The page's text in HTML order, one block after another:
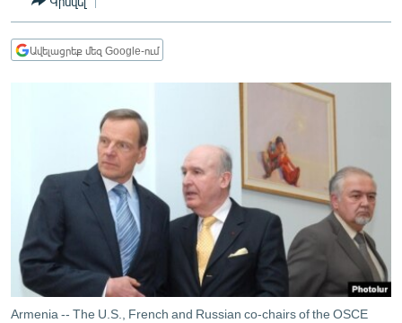
ԻՐԱՎՈՒՆՔ
ՀԱՍԱՐԱԿՈՒԹՅՈՒՆ
ՊԱՏԵՐԱԶՄԻ 6 ՇԱԲԱԹՆԵՐԸ
ՏԱՐԱԾԱՇՐՋԱՆ
ՄԻՋԱԶԳԱՅԻՆ
ՄՇԱԿՈՒՅԹ
ՍՊՈՐՏ
ՄԵԿՆԱԲԱՆՈՒԹՅՈՒՆ
Ավելացրեք մեզ Google-ում
Armenia -- The U.S., French and Russian co-chairs of the OSCE